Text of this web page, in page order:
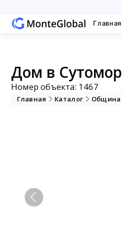
Главная
Дом в
Номер объекта: 1467
Главная Каталог Община